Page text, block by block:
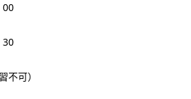
00
30
可）